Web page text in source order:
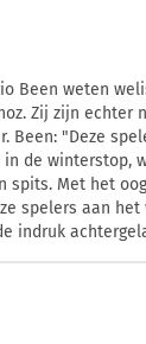
Been weten
Zij zijn echter
Been: "Deze
de winterstop,
spits. Met het
spelers aan het
indruk